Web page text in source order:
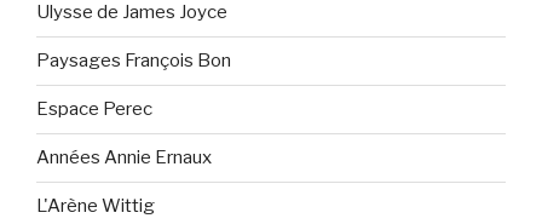
Ulysse de James Joyce
Paysages François Bon
Espace Perec
Années Annie Ernaux
L'Arène Wittig